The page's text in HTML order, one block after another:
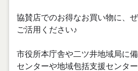
協賛店でのお得なお買い物に、
ご活用ください♪
市役所本庁舎や二ツ井地域局に
センターや地域包括支援センタ